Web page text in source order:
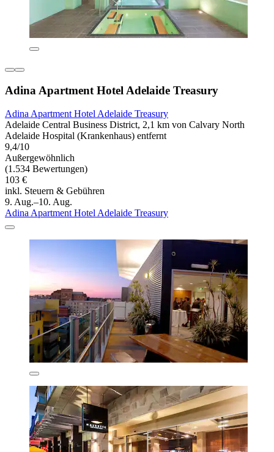
Adina Apartment Hotel Adelaide Treasury
Adina Apartment Hotel Adelaide Treasury
Adelaide Central Business District, 2,1 km von Calvary North
Adelaide Hospital (Krankenhaus) entfernt
9,4/10
Außergewöhnlich
(1.534 Bewertungen)
103 €
inkl. Steuern & Gebühren
9. Aug.–10. Aug.
Adina Apartment Hotel Adelaide Treasury